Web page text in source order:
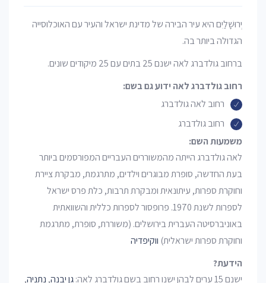
יְרוּשָׁלַיִם היא עיר הבירה של מדינת ישראל והעיר עם האוכלוסייה
הגדולה ביותר בה.
ברחוב גולדברג לאה ישנם 25 בתים עם 25 מיקודים שונים.
רחוב גולדברג לאה ידוע גם בשם:
רחוב לאה גולדברג
רחוב גולדברג
משמעות השם:
לאה גולדברג הייתה מהמשוררים העבריים המפורסמים ביותר
בעת החדשה, סופרת מבוגרים וילדים, מתרגמת, מבקרת ציירת
וחוקרת ספרות, עיתונאית ומבקרת תרבות, כלת פרס ישראל
לספרות לשנת 1970. פרופסור לספרות כללית והשוואתית
באוניברסיטה העברית בירושלים. (משוררת, סופרת, מתרגמת
וחוקרת ספרות ישראלית) ווקיפדיה
הידעת?
ישנם 15 ערים לבהן ישנו רחוב בשם גולדברג לאה:
גן יבנה, נתניה,